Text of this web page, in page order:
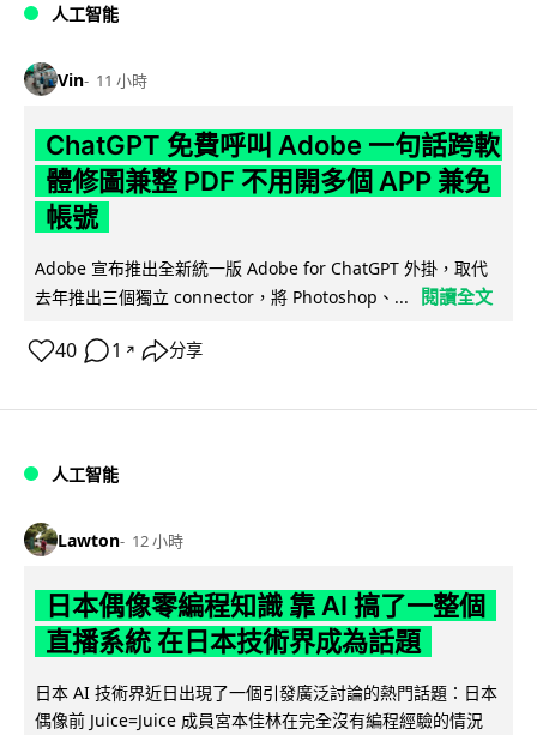
人工智能
Vin 11 小時
ChatGPT 免費呼叫 Adobe 一句話跨軟
體修圖兼整 PDF 不用開多個 APP 兼免
帳號
Adobe 宣布推出全新統一版 Adobe for ChatGPT 外掛，取代
去年推出三個獨立 connector，將 Photoshop、...
閱讀全文
40 1 ↗ 分享
人工智能
Lawton 12 小時
日本偶像零編程知識 靠 AI 搞了一整個
直播系統 在日本技術界成為話題
日本 AI 技術界近日出現了一個引發廣泛討論的熱門話題：日本
偶像前 Juice=Juice 成員宮本佳林在完全沒有編程經驗的情況